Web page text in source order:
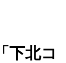
下北コ